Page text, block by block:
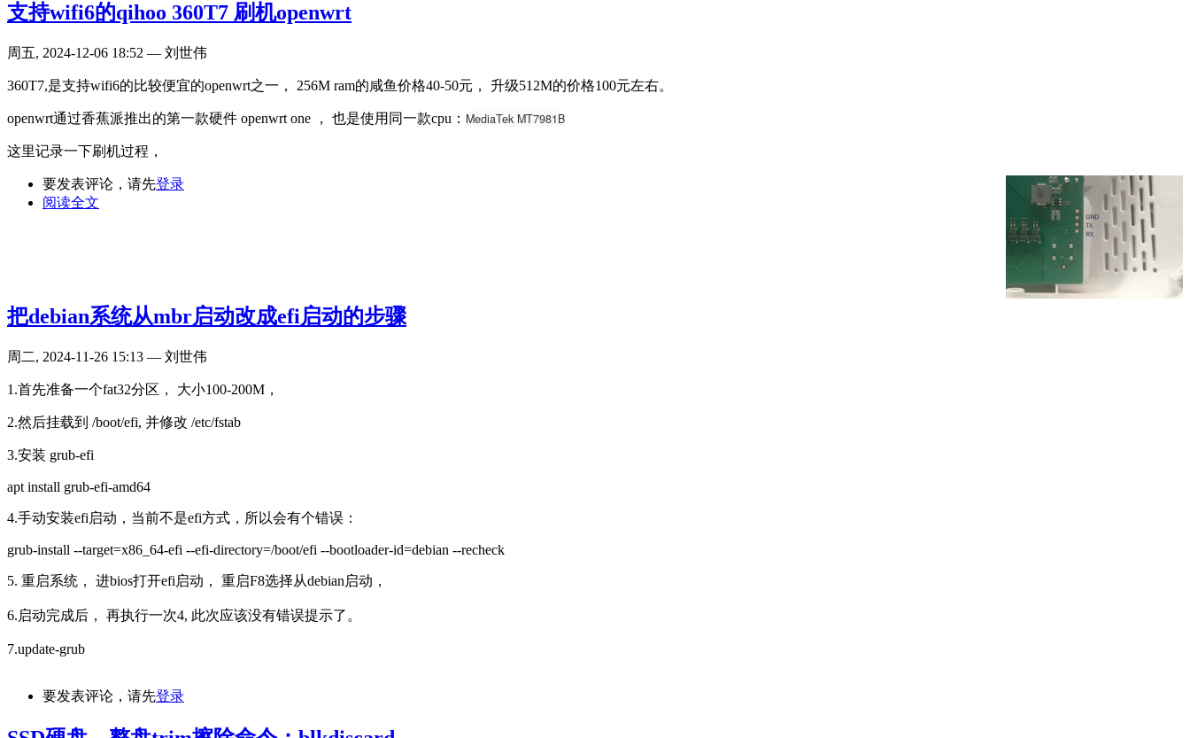
支持wifi6的qihoo 360T7 刷机openwrt
周五, 2024-12-06 18:52 — 刘世伟
360T7,是支持wifi6的比较便宜的openwrt之一， 256M ram的咸鱼价格40-50元， 升级512M的价格100元左右。
openwrt通过香蕉派推出的第一款硬件 openwrt one ， 也是使用同一款cpu： MediaTek MT7981B
这里记录一下刷机过程，
要发表评论，请先登录
阅读全文
把debian系统从mbr启动改成efi启动的步骤
周二, 2024-11-26 15:13 — 刘世伟
1.首先准备一个fat32分区， 大小100-200M，
2.然后挂载到 /boot/efi, 并修改 /etc/fstab
3.安装 grub-efi
apt install grub-efi-amd64
4.手动安装efi启动，当前不是efi方式，所以会有个错误：
grub-install --target=x86_64-efi --efi-directory=/boot/efi --bootloader-id=debian --recheck
5. 重启系统， 进bios打开efi启动， 重启F8选择从debian启动，
6.启动完成后， 再执行一次4, 此次应该没有错误提示了。
7.update-grub
要发表评论，请先登录